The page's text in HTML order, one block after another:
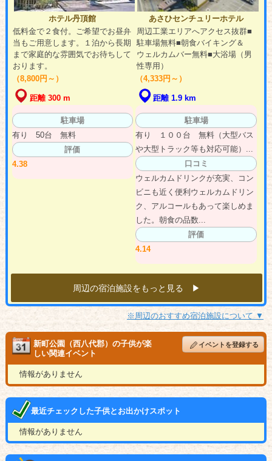
ホテル丹頂館
低料金で２食付。ご希望でお昼弁
当もご用意します。１泊から長期
まで家庭的な雰囲気でお待ちして
おります。
（8,800円～）
距離 300 m
駐車場
有り 50台 無料
評価
4.38
あさひセンチュリーホテル
周辺工業エリアへアクセス抜群■
駐車場無料■朝食バイキング＆
ウェルカムバー無料■大浴場（男
性専用）
（4,333円～）
距離 1.9 km
駐車場
有り １００台 無料（大型バス
や大型トラック等も対応可能）...
口コミ
ウェルカムドリンクが充実、コン
ビニも近く便利ウェルカムドリン
ク、アルコールもあって楽しめま
した。朝食の品数...
評価
4.14
周辺の宿泊施設をもっと見る ▶︎
※周辺のおすすめ宿泊施設について ▼
新町公園（西八代郡）の子供が楽
しい関連イベント
イベントを登録する
情報がありません
最近チェックした子供とお出かけスポット
情報がありません